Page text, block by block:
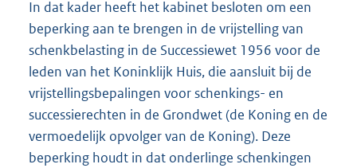
In dat kader heeft het kabinet besloten om een
beperking aan te brengen in de vrijstelling van
schenkbelasting in de Successiewet 1956 voor de
leden van het Koninklijk Huis, die aansluit bij de
vrijstellingsbepalingen voor schenkings- en
successierechten in de Grondwet (de Koning en de
vermoedelijk opvolger van de Koning). Deze
beperking houdt in dat onderlinge schenkingen